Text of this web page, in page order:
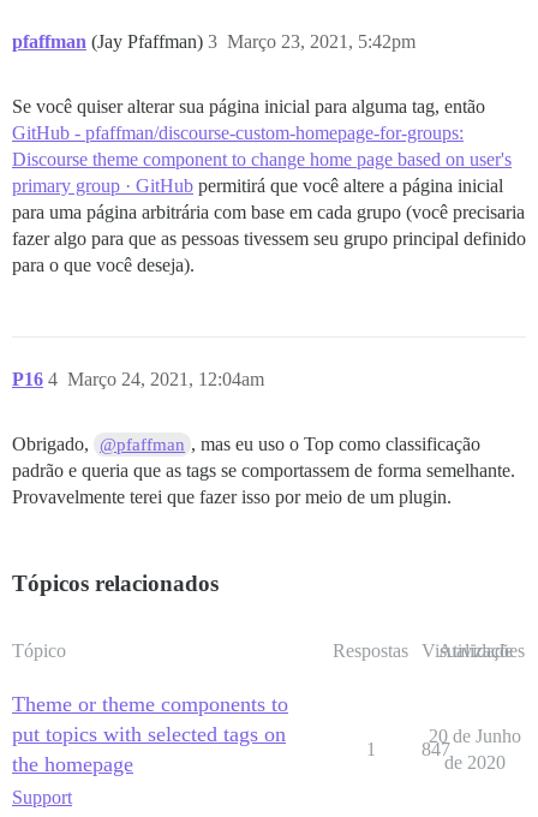
pfaffman (Jay Pfaffman) Março 23, 2021, 5:42pm
3
Se você quiser alterar sua página inicial para alguma tag, então
GitHub - pfaffman/discourse-custom-homepage-for-groups:
Discourse theme component to change home page based on user's
primary group · GitHub permitirá que você altere a página inicial
para uma página arbitrária com base em cada grupo (você precisaria
fazer algo para que as pessoas tivessem seu grupo principal definido
para o que você deseja).
P16 Março 24, 2021, 12:04am
4
Obrigado, @pfaffman , mas eu uso o Top como classificação
padrão e queria que as tags se comportassem de forma semelhante.
Provavelmente terei que fazer isso por meio de um plugin.
Tópicos relacionados
Tópico Respostas Visualizações
Atividade
Theme or theme components to
put topics with selected tags on
the homepage
Support
1 847
20 de Junho
de 2020